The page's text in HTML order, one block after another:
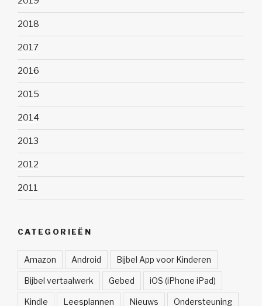
2018
2017
2016
2015
2014
2013
2012
2011
CATEGORIEËN
Amazon Android Bijbel App voor Kinderen
Bijbel vertaalwerk Gebed iOS (iPhone iPad)
Kindle Leesplannen Nieuws Ondersteuning